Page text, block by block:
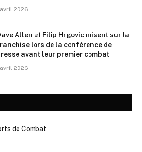
avril 2026
Allen et Filip Hrgovic misent sur la
lors de la conférence de
avant leur premier combat
avril 2026
de Combat